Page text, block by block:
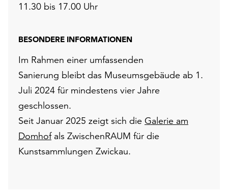
11.30 bis 17.00 Uhr
BESONDERE INFORMATIONEN
Im Rahmen einer umfassenden
Sanierung bleibt das Museumsgebäude ab 1.
Juli 2024 für mindestens vier Jahre
geschlossen.
Seit Januar 2025 zeigt sich die Galerie am
Domhofals ZwischenRAUM für die
Kunstsammlungen Zwickau.